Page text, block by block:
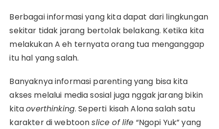
Berbagai informasi yang kita dapat dari lingkungan
sekitar tidak jarang bertolak belakang. Ketika kita
melakukan A eh ternyata orang tua menganggap
itu hal yang salah.
Banyaknya informasi parenting yang bisa kita
akses melalui media sosial juga nggak jarang bikin
kitaoverthinking. Seperti kisah Alona salah satu
karakter di webtoonslice of life “Ngopi Yuk” yang